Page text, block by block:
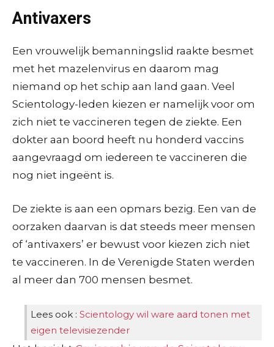
Antivaxers
Een vrouwelijk bemanningslid raakte besmet
met het mazelenvirus en daarom mag
niemand op het schip aan land gaan. Veel
Scientology-leden kiezen er namelijk voor om
zich niet te vaccineren tegen de ziekte. Een
dokter aan boord heeft nu honderd vaccins
aangevraagd om iedereen te vaccineren die
nog niet ingeënt is.
De ziekte is aan een opmars bezig. Een van de
oorzaken daarvan is dat steeds meer mensen
of ‘antivaxers’ er bewust voor kiezen zich niet
te vaccineren. In de Verenigde Staten werden
al meer dan 700 mensen besmet.
Lees ook : Scientology wil ware aard tonen met
eigen televisiezender